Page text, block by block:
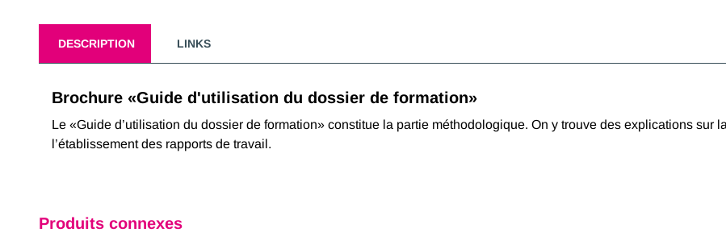
DESCRIPTION LINKS
Brochure «Guide d'utilisation du dossier de formation»
Le «Guide d’utilisation du dossier de formation» constitue la partie méthodologique. On y trouve des explications sur
l’établissement des rapports de travail.
Produits connexes